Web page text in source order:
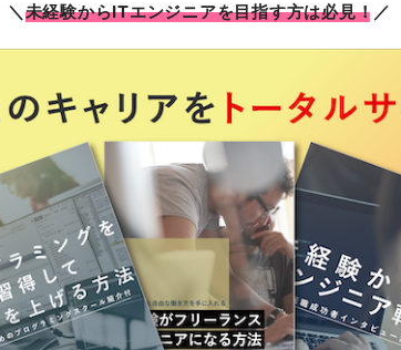
＼ 未経験からITエンジニアを目指す方は必見！ ／